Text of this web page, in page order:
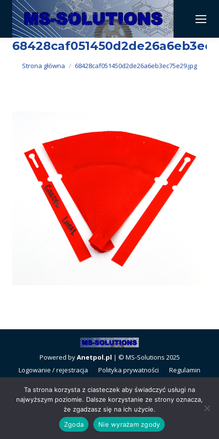
Jesteś tutaj:
Strona główna 68428caf051450d2de26a6eb3ec75e29.jpg
Powered byAnetpol.pl | © MS-Solutions 2025
Logowanie / rejestracja
Polityka prywatności
Regulamin
Ta strona korzysta z ciasteczek aby świadczyć usługi na
najwyższym poziomie. Dalsze korzystanie ze strony oznacza,
że zgadzasz się na ich użycie.
Zgoda
Nie wyrażam zgody